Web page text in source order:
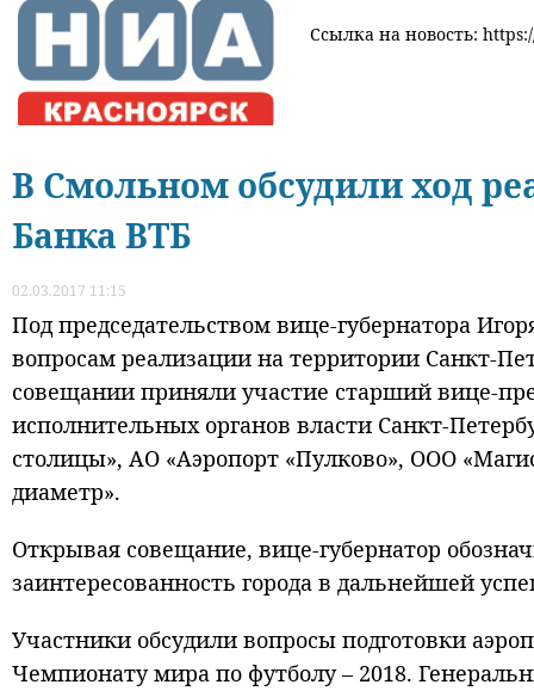
Ссылка на новость:
В Смольном обсудили ход
Банка ВТБ
02.03.2017 11:15
Под председательством вице-губернатора
вопросам реализации на территории Санкт-
совещании приняли участие старший вице-
исполнительных органов власти Санкт-
столицы», АО «Аэропорт «Пулково», ООО
диаметр».
Открывая совещание, вице-губернатор
заинтересованность города в дальнейшей
Участники обсудили вопросы подготовки
Чемпионату мира по футболу – 2018.